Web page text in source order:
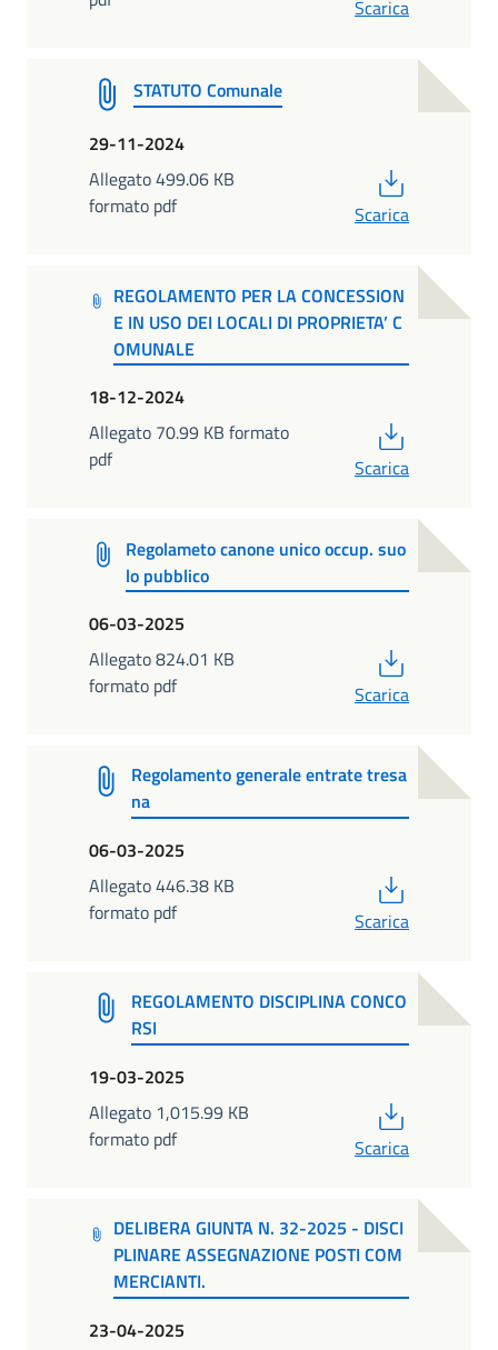
Scarica
STATUTO Comunale
29-11-2024
Allegato 499.06 KB
formato pdf
Scarica
REGOLAMENTO PER LA CONCESSION
E IN USO DEI LOCALI DI PROPRIETA’ C
OMUNALE
18-12-2024
Allegato 70.99 KB formato
pdf
Scarica
Regolameto canone unico occup. suo
lo pubblico
06-03-2025
Allegato 824.01 KB
formato pdf
Scarica
Regolamento generale entrate tresa
na
06-03-2025
Allegato 446.38 KB
formato pdf
Scarica
REGOLAMENTO DISCIPLINA CONCO
RSI
19-03-2025
Allegato 1,015.99 KB
formato pdf
Scarica
DELIBERA GIUNTA N. 32-2025 - DISCI
PLINARE ASSEGNAZIONE POSTI COM
MERCIANTI.
23-04-2025